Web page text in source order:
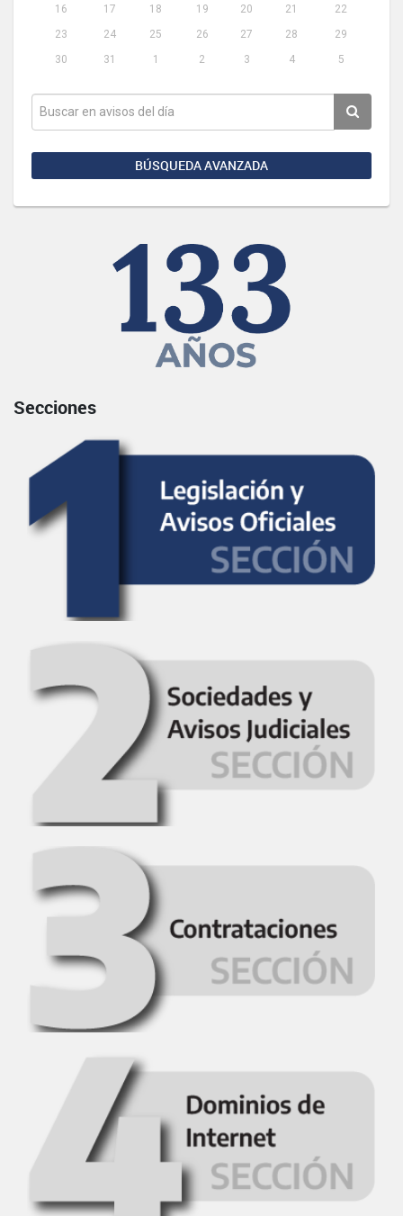
16
17 18 19 20 21
22
23
24 25 26 27 28
29
30
31 1 2 3 4 5
BÚSQUEDA AVANZADA
Secciones